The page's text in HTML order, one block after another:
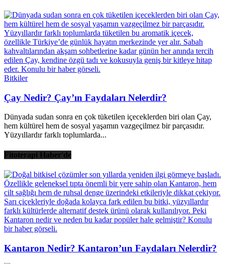
Bitkiler
Çay Nedir? Çay’ın Faydaları Nelerdir?
Dünyada sudan sonra en çok tüketilen içeceklerden biri olan Çay,
hem kültürel hem de sosyal yaşamın vazgeçilmez bir parçasıdır.
Yüzyıllardır farklı toplumlarda...
Fitoterapi Haber'de
Kantaron Nedir? Kantaron’un Faydaları Nelerdir?